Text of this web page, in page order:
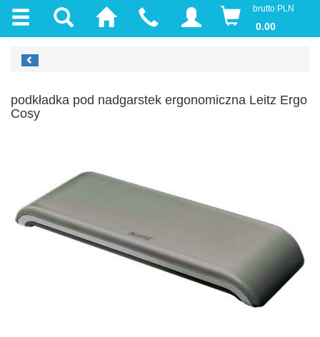
brutto PLN
0.00
podkładka pod nadgarstek ergonomiczna Leitz Ergo
Cosy